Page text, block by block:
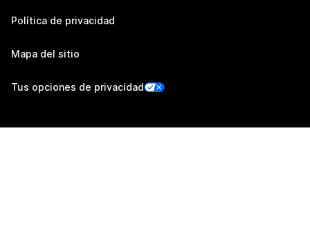
Política de privacidad
Mapa del sitio
Tus opciones de privacidad